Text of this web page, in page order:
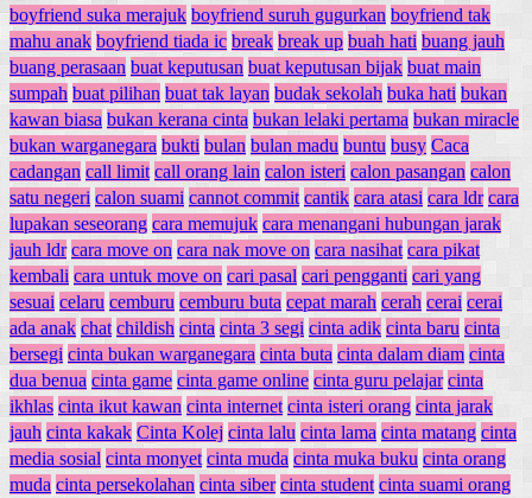
boyfriend suka merajuk boyfriend suruh gugurkan boyfriend tak
mahu anak boyfriend tiada ic break break up buah hati buang jauh
buang perasaan buat keputusan buat keputusan bijak buat main
sumpah buat pilihan buat tak layan budak sekolah buka hati bukan
kawan biasa bukan kerana cinta bukan lelaki pertama bukan miracle
bukan warganegara bukti bulan bulan madu buntu busy Caca
cadangan call limit call orang lain calon isteri calon pasangan calon
satu negeri calon suami cannot commit cantik cara atasi cara ldr cara
lupakan seseorang cara memujuk cara menangani hubungan jarak
jauh ldr cara move on cara nak move on cara nasihat cara pikat
kembali cara untuk move on cari pasal cari pengganti cari yang
sesuai celaru cemburu cemburu buta cepat marah cerah cerai cerai
ada anak chat childish cinta cinta 3 segi cinta adik cinta baru cinta
bersegi cinta bukan warganegara cinta buta cinta dalam diam cinta
dua benua cinta game cinta game online cinta guru pelajar cinta
ikhlas cinta ikut kawan cinta internet cinta isteri orang cinta jarak
jauh cinta kakak Cinta Kolej cinta lalu cinta lama cinta matang cinta
media sosial cinta monyet cinta muda cinta muka buku cinta orang
muda cinta persekolahan cinta siber cinta student cinta suami orang